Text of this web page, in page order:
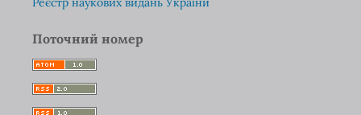
Поточний номер